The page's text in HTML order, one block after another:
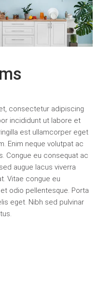
consectetur adipiscing
incididunt ut labore et
est ullamcorper eget
Enim neque volutpat ac
Congue eu consequat ac
augue lacus viverra
Vitae congue eu
odio pellentesque. Porta
eget. Nibh sed pulvinar